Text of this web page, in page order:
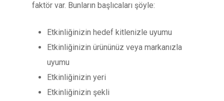
faktör var. Bunların başlıcaları şöyle:
Etkinliğinizin hedef kitlenizle uyumu
Etkinliğinizin ürününüz veya markanızla
uyumu
Etkinliğinizin yeri
Etkinliğinizin şekli